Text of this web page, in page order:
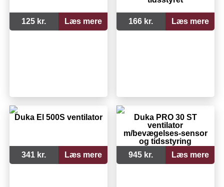
125 kr. Læs mere 166 kr. Læs mere
Duka El 500S ventilator
341 kr. Læs mere
Duka PRO 30 ST
ventilator
m/bevægelses-sensor
og tidsstyring
945 kr.
Læs mere